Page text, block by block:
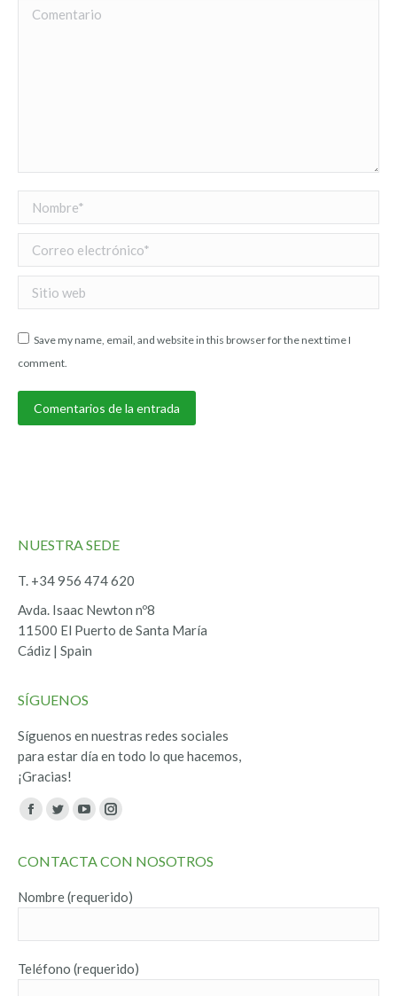
Comentario
Nombre *
Correo electrónico *
Sitio web
Save my name, email, and website in this browser for the next time I
comment.
Comentarios de la entrada
NUESTRA SEDE
T. +34 956 474 620
Avda. Isaac Newton nº8
11500 El Puerto de Santa María
Cádiz | Spain
SÍGUENOS
Síguenos en nuestras redes sociales
para estar día en todo lo que hacemos,
¡Gracias!
Encuéntranos en:
Facebook
opens
new
Twitter
opens
new
YouTube
opens
new
Instagram
opens
new
CONTACTA CON NOSOTROS
Nombre (requerido)
Teléfono (requerido)